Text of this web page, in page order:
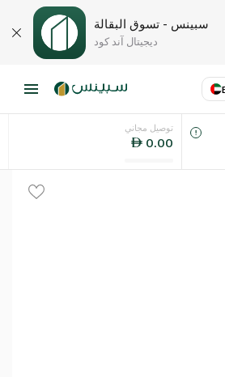
سبينس - تسوق البقالة
ديجيتال آند كود
اللغةتوصيل مجاني
0.00